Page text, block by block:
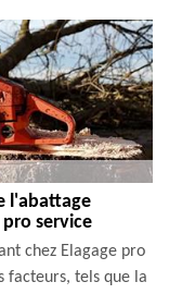
l'abattage
pro service
chez Elagage pro
facteurs, tels que la